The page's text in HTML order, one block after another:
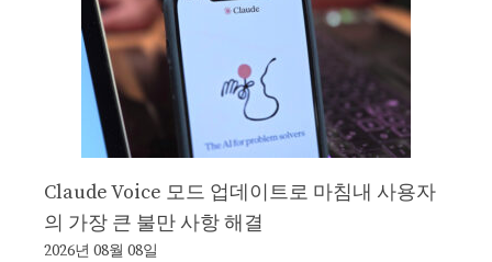
Claude Voice 모드 업데이트로 마침내 사용자
의 가장 큰 불만 사항 해결
2026년 08월 08일